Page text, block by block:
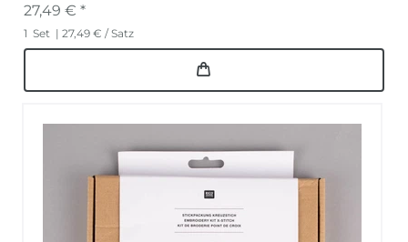
27,49 € *
1 Set | 27,49 € / Satz